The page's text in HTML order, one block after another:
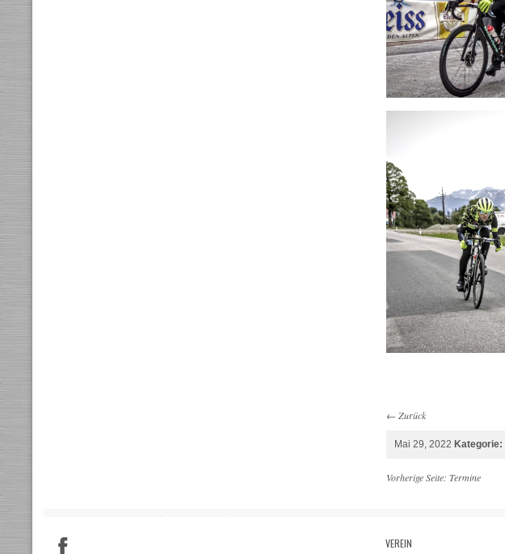
← Zurück
Mai 29, 2022 Kategorie:
Vorherige Seite: Termine
VEREIN